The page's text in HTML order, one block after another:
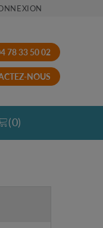
78 33 50 02
NOUS
(0)